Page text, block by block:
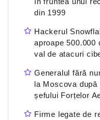
din 1999
Hackerul
aproape 500.000
val de atacuri
Generalul fără
la Moscova
șefului Forțelor
Firme legate de